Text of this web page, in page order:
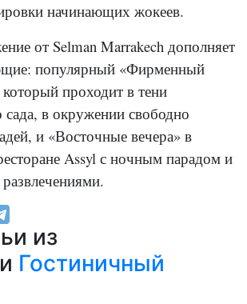
начинающих жокеев.
от Selman Marrakech дополняет
популярный «Фирменный
который проходит в тени
в окружении свободно
и «Восточные вечера» в
Assyl с ночным парадом и
из
Гостиничный